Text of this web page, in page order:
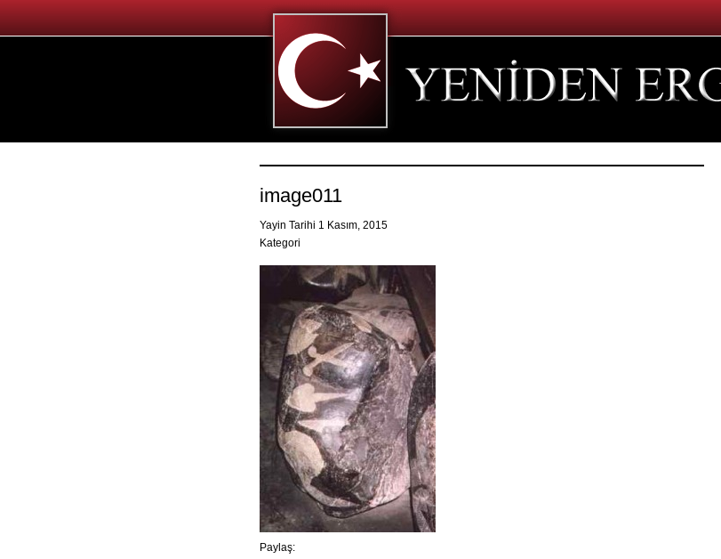
image011
Yayin Tarihi 1 Kasım, 2015
Kategori
Paylaş: